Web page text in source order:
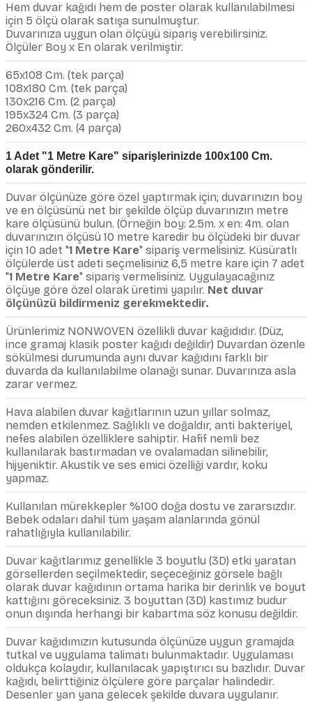
Hem duvar kağıdı hem de poster olarak kullanılabilmesi
için 5 ölçü olarak satışa sunulmuştur.
Duvarınıza uygun olan ölçüyü sipariş verebilirsiniz.
Ölçüler Boy x En olarak verilmiştir.
65x108 Cm. (tek parça)
108x180 Cm. (tek parça)
130x216 Cm. (2 parça)
195x324 Cm. (3 parça)
260x432 Cm. (4 parça)
1 Adet "1 Metre Kare" siparişlerinizde 100x100 Cm.
olarak gönderilir.
Duvar ölçünüze göre özel yaptırmak için; duvarınızın boy
ve en ölçüsünü net bir şekilde ölçüp duvarınızın metre
kare ölçüsünü bulun. (Örneğin boy: 2.5m. x en: 4m. olan
duvarınızın ölçüsü 10 metre karedir bu ölçüdeki bir duvar
için 10 adet "1 Metre Kare" sipariş vermelisiniz. Küsüratlı
ölçülerde üst adeti seçmelisiniz 6,5 metre kare için 7 adet
"1 Metre Kare" sipariş vermelisiniz. Uygulayacağınız
ölçüye göre özel olarak üretimi yapılır. Net duvar
ölçünüzü bildirmeniz gerekmektedir.
Ürünlerimiz NONWOVEN özellikli duvar kağıdıdır. (Düz,
ince gramaj klasik poster kağıdı değildir) Duvardan özenle
sökülmesi durumunda aynı duvar kağıdını farklı bir
duvarda da kullanılabilme olanağı sunar. Duvarınıza asla
zarar vermez.
Hava alabilen duvar kağıtlarının uzun yıllar solmaz,
nemden etkilenmez. Sağlıklı ve doğaldır, anti bakteriyel,
nefes alabilen özelliklere sahiptir. Hafif nemli bez
kullanılarak bastırmadan ve ovalamadan silinebilir,
hijyeniktir. Akustik ve ses emici özelliği vardır, koku
yapmaz.
Kullanılan mürekkepler %100 doğa dostu ve zararsızdır.
Bebek odaları dahil tüm yaşam alanlarında gönül
rahatlığıyla kullanılabilir.
Duvar kağıtlarımız genellikle 3 boyutlu (3D) etki yaratan
görsellerden seçilmektedir, seçeceğiniz görsele bağlı
olarak duvar kağıdının ortama harika bir derinlik ve boyut
kattığını göreceksiniz. 3 boyuttan (3D) kastımız budur
onun dışında herhangi bir kabartma söz konusu değildir.
Duvar kağıdımızın kutusunda ölçünüze uygun gramajda
tutkal ve uygulama talimatı bulunmaktadır. Uygulaması
oldukça kolaydır, kullanılacak yapıştırıcı su bazlıdır. Duvar
kağıdı, belirttiğiniz ölçülere göre parçalar halindedir.
Desenler yan yana gelecek şekilde duvara uygulanır.